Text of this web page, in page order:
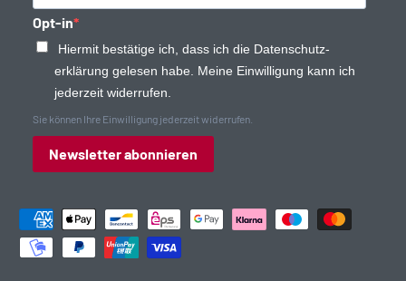
Opt-in
Hiermit bestätige ich, dass ich die Daten­schutz­
erklärung gelesen habe. Meine Einwilligung kann ich
jederzeit widerrufen.
Sie können Ihre Einwilligung jederzeit widerrufen.
Newsletter abonnieren
Zahlungsmethoden